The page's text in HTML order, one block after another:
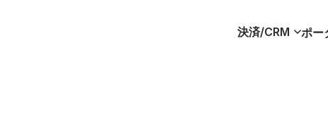
決済/CRM ポー